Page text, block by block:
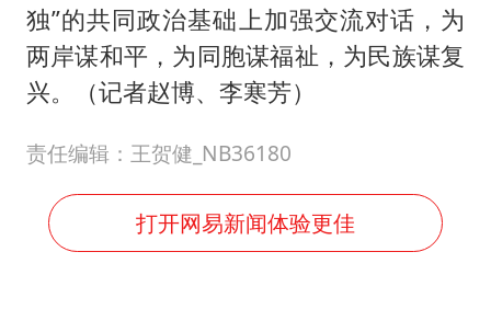
独”的共同政治基础上加强交流对话，为
两岸谋和平，为同胞谋福祉，为民族谋复
兴。（记者赵博、李寒芳）
责任编辑：王贺健_NB36180
打开网易新闻体验更佳